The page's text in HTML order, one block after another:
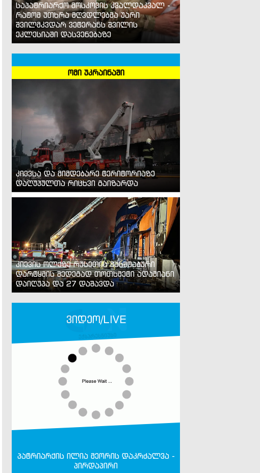
საპატრიარქო მოსკოვის კვალდაკვალ -
რატომ უთხრა მღვდლებმა უარი
შვილმკვდარ ვეტერანს შვილის
ეკლესიაში დასვენებაზე
ომი უკრაინაში
კიევსა და მიმდებარე ტერიტორიაზე
დაღუპულთა რიცხვი გაიზარდა
კიევის ოლქზე რუსეთის მასშტაბური
დარტყმის შედეგად თოთხმეტი ადამიანი
დაიღუპა და 27 დაშავდა
ვიდეო/LIVE
პატრიარქის ილია მეორის დაკრძალვა -
პირდაპირი